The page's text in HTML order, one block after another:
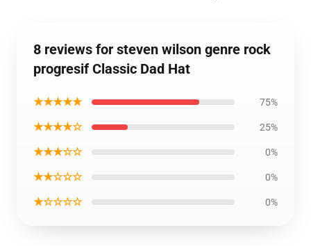
8 reviews for steven wilson genre rock
progresif Classic Dad Hat
★★★★★ 75%
★★★★☆ 25%
★★★☆☆ 0%
★★☆☆☆ 0%
★☆☆☆☆ 0%